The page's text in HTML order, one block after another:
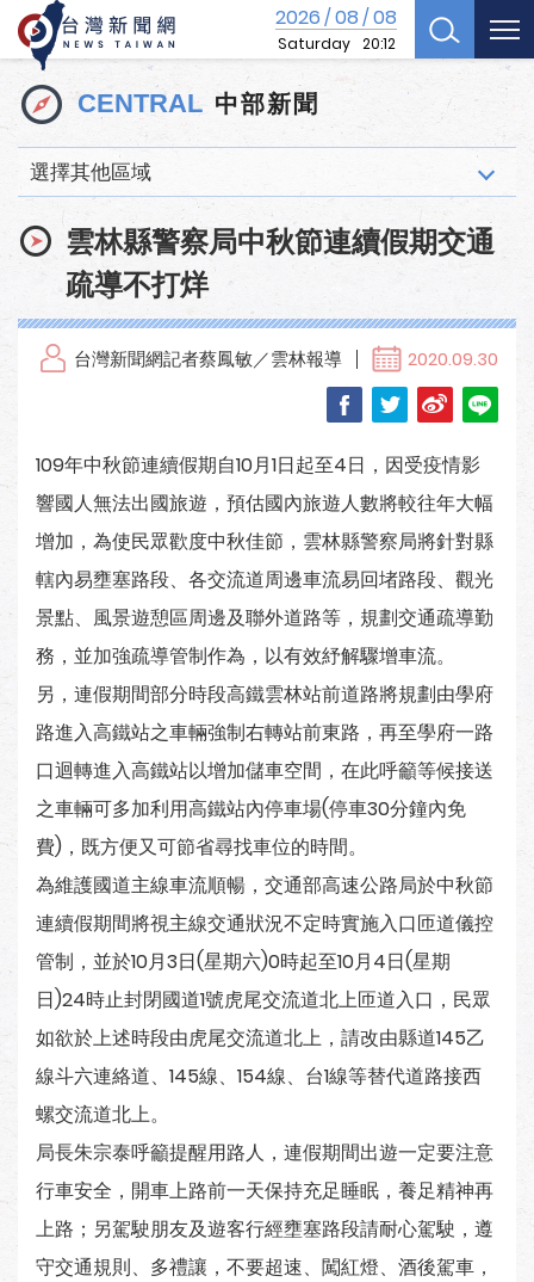
2026/08/08
Saturday 20:12
CENTRAL 中部新聞
選擇其他區域
雲林縣警察局中秋節連續假期交通
疏導不打烊
台灣新聞網記者蔡鳳敏／雲林報導 2020.09.30
109年中秋節連續假期自10月1日起至4日，因受疫情影
響國人無法出國旅遊，預估國內旅遊人數將較往年大幅
增加，為使民眾歡度中秋佳節，雲林縣警察局將針對縣
轄內易壅塞路段、各交流道周邊車流易回堵路段、觀光
景點、風景遊憩區周邊及聯外道路等，規劃交通疏導勤
務，並加強疏導管制作為，以有效紓解驟增車流。
另，連假期間部分時段高鐵雲林站前道路將規劃由學府
路進入高鐵站之車輛強制右轉站前東路，再至學府一路
口迴轉進入高鐵站以增加儲車空間，在此呼籲等候接送
之車輛可多加利用高鐵站內停車場(停車30分鐘內免
費)，既方便又可節省尋找車位的時間。
為維護國道主線車流順暢，交通部高速公路局於中秋節
連續假期間將視主線交通狀況不定時實施入口匝道儀控
管制，並於10月3日(星期六)0時起至10月4日(星期
日)24時止封閉國道1號虎尾交流道北上匝道入口，民眾
如欲於上述時段由虎尾交流道北上，請改由縣道145乙
線斗六連絡道、145線、154線、台1線等替代道路接西
螺交流道北上。
局長朱宗泰呼籲提醒用路人，連假期間出遊一定要注意
行車安全，開車上路前一天保持充足睡眠，養足精神再
上路；另駕駛朋友及遊客行經壅塞路段請耐心駕駛，遵
守交通規則、多禮讓，不要超速、闖紅燈、酒後駕車，